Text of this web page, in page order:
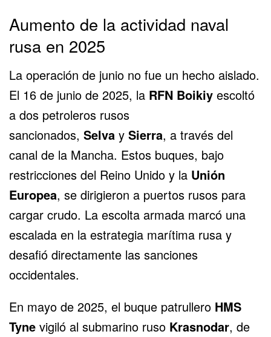
Aumento de la actividad naval
rusa en 2025
La operación de junio no fue un hecho aislado.
El 16 de junio de 2025, la RFN Boikiy escoltó
a dos petroleros rusos
sancionados, Selva y Sierra, a través del
canal de la Mancha. Estos buques, bajo
restricciones del Reino Unido y la Unión
Europea, se dirigieron a puertos rusos para
cargar crudo. La escolta armada marcó una
escalada en la estrategia marítima rusa y
desafió directamente las sanciones
occidentales.
En mayo de 2025, el buque patrullero HMS
Tyne vigiló al submarino ruso Krasnodar, de